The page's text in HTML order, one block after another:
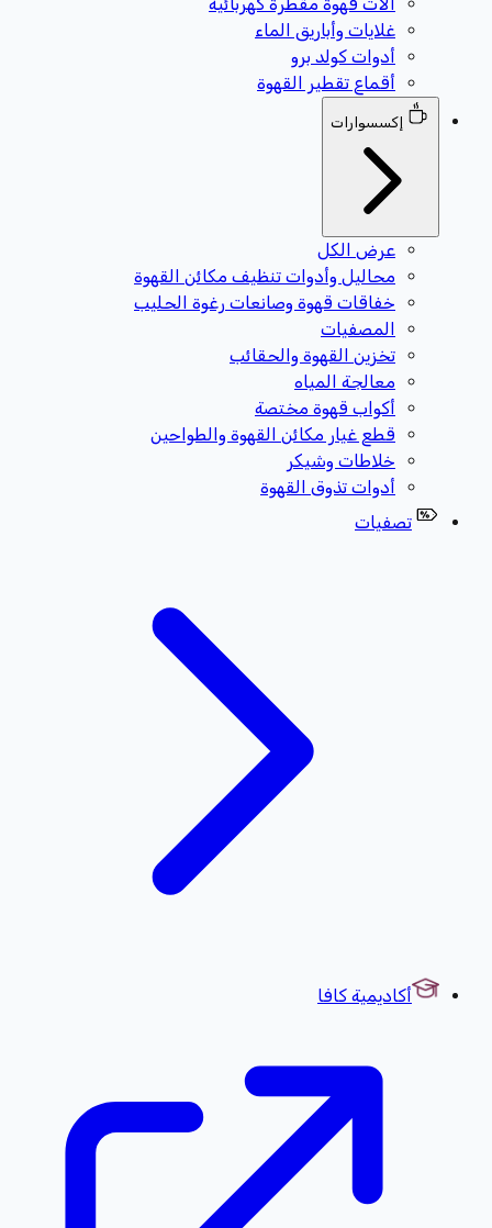
غلايات وأباريق الماء
أدوات كولد برو
أقماع تقطير القهوة
إكسسوارات
عرض الكل
محاليل وأدوات تنظيف مكائن القهوة
خفاقات قهوة وصانعات رغوة الحليب
المصفيات
تخزين القهوة والحقائب
معالجة المياه
أكواب قهوة مختصة
قطع غيار مكائن القهوة والطواحين
خلاطات وشيكر
أدوات تذوق القهوة
تصفيات
أكاديمية كافا